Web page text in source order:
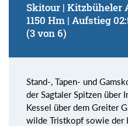
Skitour | Kitzbüheler
1150 Hm | Aufstieg
(3 von 6)
Stand-, Tapen- und
der Sagtaler Spitzen über
Kessel über dem Greiter
wilde Tristkopf sowie der